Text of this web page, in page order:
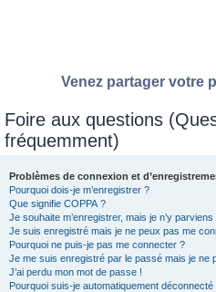
Venez partager votre
Foire aux questions
fréquemment)
Problèmes de connexion et
Pourquoi dois-je m’enregistrer ?
Que signifie COPPA ?
Je souhaite m’enregistrer, mais je n’y parviens
Je suis enregistré mais je ne peux pas me
Pourquoi ne puis-je pas me connecter ?
Je me suis enregistré par le passé mais je ne
J’ai perdu mon mot de passe !
Pourquoi suis-je automatiquement déconnecté